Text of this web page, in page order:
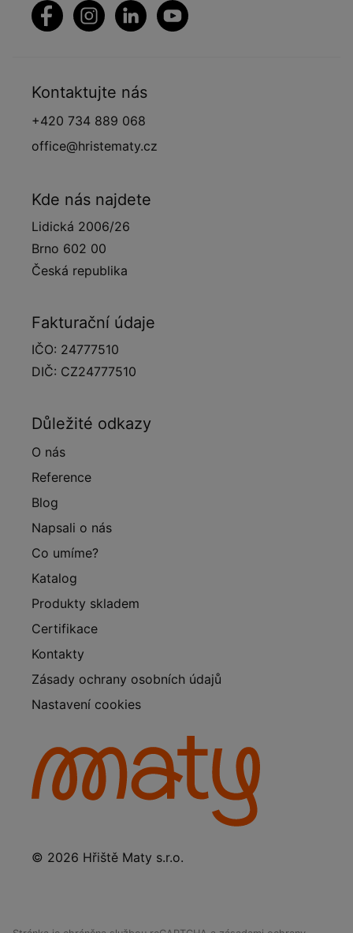
Kontaktujte nás
+420 734 889 068
office@hristematy.cz
Kde nás najdete
Lidická 2006/26
Brno 602 00
Česká republika
Fakturační údaje
IČO: 24777510
DIČ: CZ24777510
Důležité odkazy
O nás
Reference
Blog
Napsali o nás
Co umíme?
Katalog
Produkty skladem
Certifikace
Kontakty
Zásady ochrany osobních údajů
Nastavení cookies
© 2026 Hřiště Maty s.r.o.